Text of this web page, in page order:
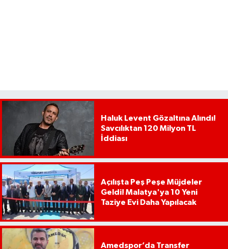
Haluk Levent Gözaltına Alındı!
Savcılıktan 120 Milyon TL
İddiası
Açılışta Peş Peşe Müjdeler
Geldi! Malatya'ya 10 Yeni
Taziye Evi Daha Yapılacak
Amedspor’da Transfer